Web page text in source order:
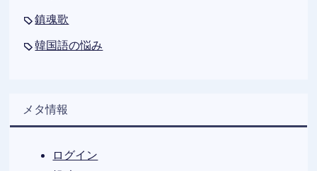
鎮魂歌
韓国語の悩み
メタ情報
ログイン